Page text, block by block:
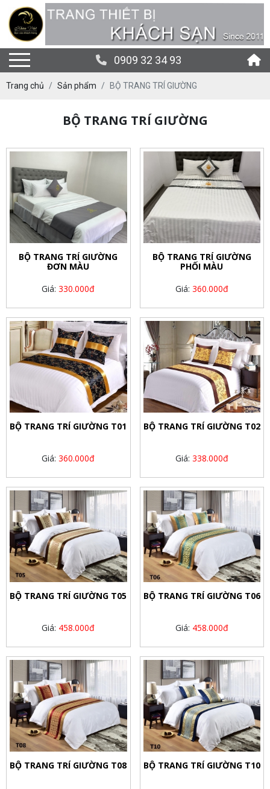
0909 32 34 93
Trang chủ Sản phẩm BỘ TRANG TRÍ GIƯỜNG
BỘ TRANG TRÍ GIƯỜNG
BỘ TRANG TRÍ GIƯỜNG
ĐƠN MÀU
Giá: 330.000đ
BỘ TRANG TRÍ GIƯỜNG
PHỐI MÀU
Giá: 360.000đ
BỘ TRANG TRÍ GIƯỜNG T01
Giá: 360.000đ
BỘ TRANG TRÍ GIƯỜNG T02
Giá: 338.000đ
BỘ TRANG TRÍ GIƯỜNG T05
Giá: 458.000đ
BỘ TRANG TRÍ GIƯỜNG T06
Giá: 458.000đ
BỘ TRANG TRÍ GIƯỜNG T08 BỘ TRANG TRÍ GIƯỜNG T10